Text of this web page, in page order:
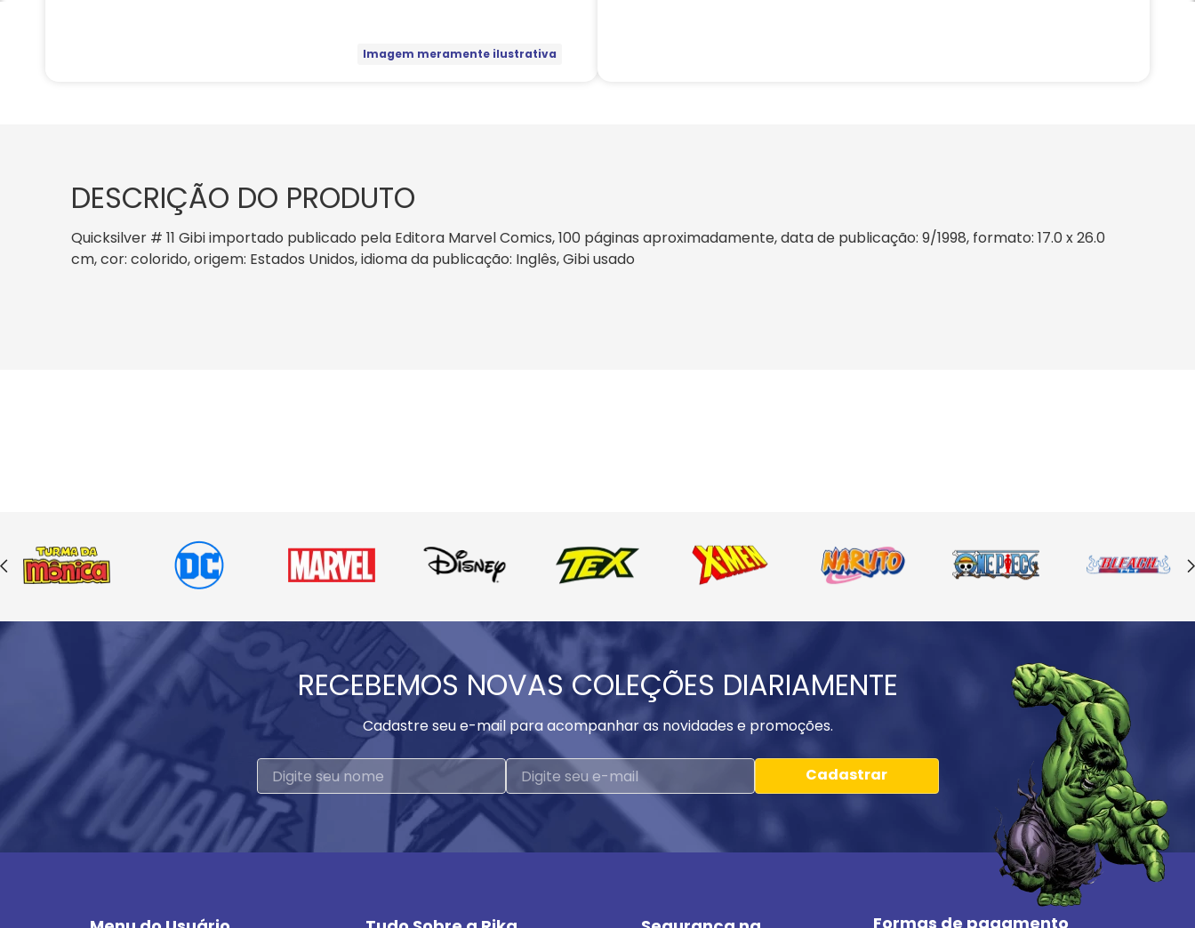
Imagem meramente ilustrativa
DESCRIÇÃO DO PRODUTO
Quicksilver # 11 Gibi importado publicado pela Editora Marvel Comics, 100 páginas aproximadamente, data de publicação: 9/1998, formato: 17.0 x 26.0
cm, cor: colorido, origem: Estados Unidos, idioma da publicação: Inglês, Gibi usado
RECEBEMOS NOVAS COLEÇÕES DIARIAMENTE
Cadastre seu e-mail para acompanhar as novidades e promoções.
Cadastrar
Formas de pagamento